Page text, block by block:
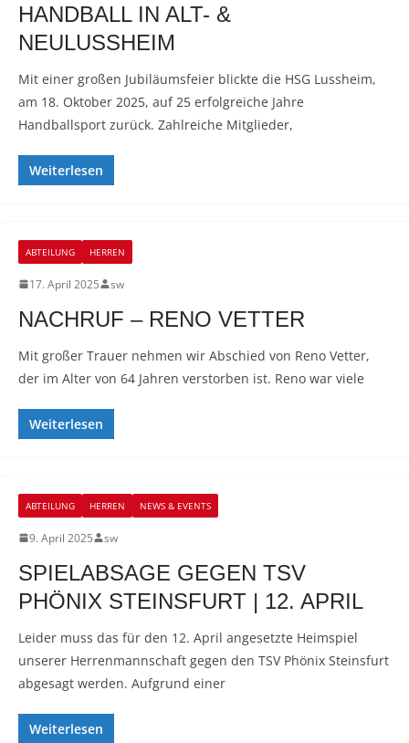
HANDBALL IN ALT- &
NEULUSSHEIM
Mit einer großen Jubiläumsfeier blickte die HSG Lussheim,
am 18. Oktober 2025, auf 25 erfolgreiche Jahre
Handballsport zurück. Zahlreiche Mitglieder,
Weiterlesen
ABTEILUNG HERREN
17. April 2025 sw
NACHRUF – RENO VETTER
Mit großer Trauer nehmen wir Abschied von Reno Vetter,
der im Alter von 64 Jahren verstorben ist. Reno war viele
Weiterlesen
ABTEILUNG HERREN NEWS & EVENTS
9. April 2025 sw
SPIELABSAGE GEGEN TSV
PHÖNIX STEINSFURT | 12. APRIL
Leider muss das für den 12. April angesetzte Heimspiel
unserer Herrenmannschaft gegen den TSV Phönix Steinsfurt
abgesagt werden. Aufgrund einer
Weiterlesen